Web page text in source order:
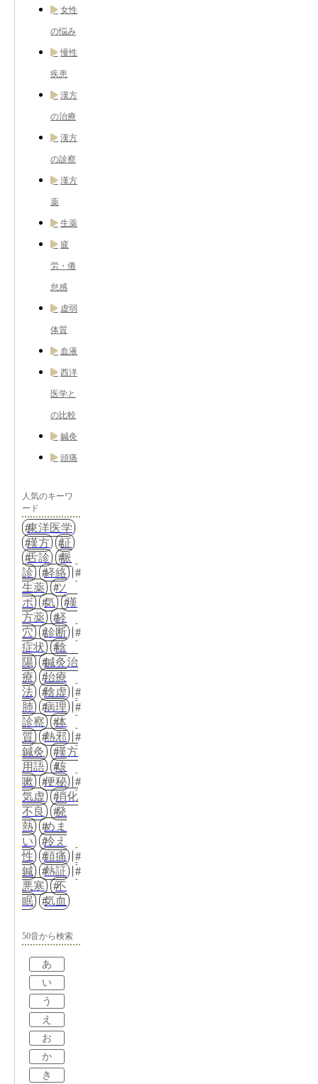
女性
の悩み
慢性
疾患
漢方
の治療
漢方
の診察
漢方
薬
生薬
疲
労・倦
怠感
虚弱
体質
血液
西洋
医学と
の比較
鍼灸
頭痛
人気のキーワ
ード
東洋医学
漢方
証
舌診
脈
診
経絡
生薬
ツ
ボ
気
漢
方薬
経
穴
診断
症状
陰
陽
鍼灸治
療
治療
法
陰虚
肺
病理
診察
体
質
熱邪
鍼灸
漢方
用語
咳
嗽
便秘
気虚
消化
不良
発
熱
めま
い
冷え
性
頭痛
鍼
熱証
悪寒
不
眠
気血
50音から検索
あ
い
う
え
お
か
き